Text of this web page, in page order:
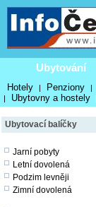
Ubytování
Hotely | Penziony |
| Ubytovny a hostely
Ubytovací balíčky
Jarní pobyty
Letní dovolená
Podzim levněji
Zimní dovolená